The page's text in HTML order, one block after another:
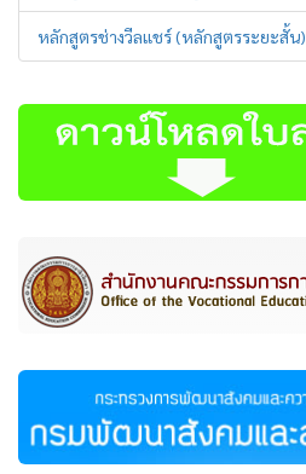
หลักสูตรช่างวีลแชร์ (หลักสูตรระยะสั้น)